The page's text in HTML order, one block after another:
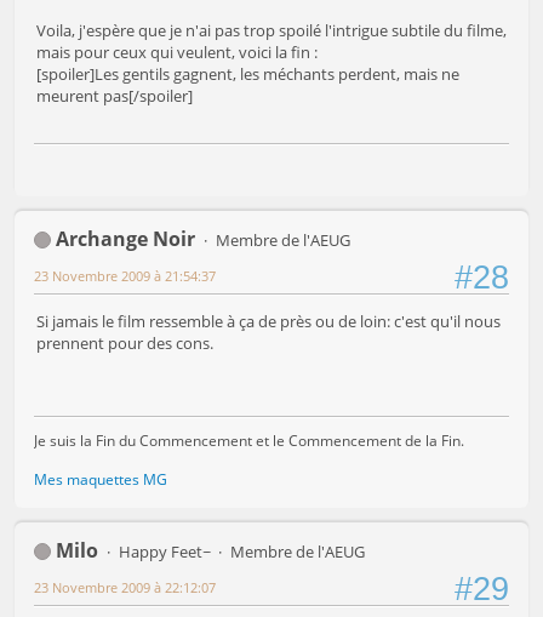
Voila, j'espère que je n'ai pas trop spoilé l'intrigue subtile du filme,
mais pour ceux qui veulent, voici la fin :
[spoiler]Les gentils gagnent, les méchants perdent, mais ne
meurent pas[/spoiler]
Archange Noir Membre de l'AEUG
#28
23 Novembre 2009 à 21:54:37
Si jamais le film ressemble à ça de près ou de loin: c'est qu'il nous
prennent pour des cons.
Je suis la Fin du Commencement et le Commencement de la Fin.
Mes maquettes MG
Milo Happy Feet~ Membre de l'AEUG
#29
23 Novembre 2009 à 22:12:07